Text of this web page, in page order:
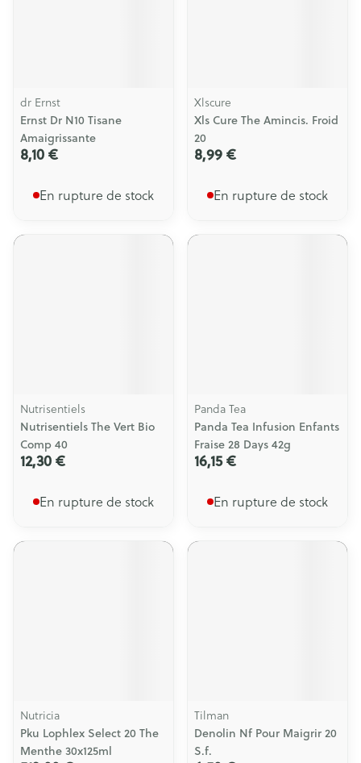
dr Ernst
Ernst Dr N10 Tisane
Amaigrissante
8,10 €
En rupture de stock
Xlscure
Xls Cure The Amincis. Froid
20
8,99 €
En rupture de stock
Nutrisentiels
Nutrisentiels The Vert Bio
Comp 40
12,30 €
En rupture de stock
Panda Tea
Panda Tea Infusion Enfants
Fraise 28 Days 42g
16,15 €
En rupture de stock
Nutricia
Pku Lophlex Select 20 The
Menthe 30x125ml
Tilman
Denolin Nf Pour Maigrir 20
S.f.